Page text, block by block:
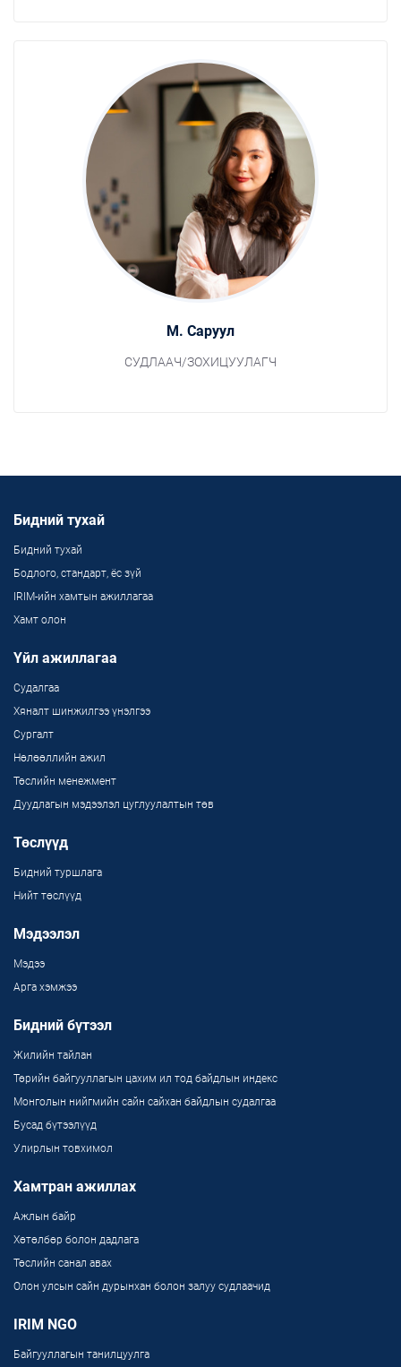
М. Саруул
СУДЛААЧ/ЗОХИЦУУЛАГЧ
Бидний тухай
Бидний тухай
Бодлого, стандарт, ёс зүй
IRIM-ийн хамтын ажиллагаа
Хамт олон
Үйл ажиллагаа
Судалгаа
Хяналт шинжилгээ үнэлгээ
Сургалт
Нөлөөллийн ажил
Төслийн менежмент
Дуудлагын мэдээлэл цуглуулалтын төв
Төслүүд
Бидний туршлага
Нийт төслүүд
Мэдээлэл
Мэдээ
Арга хэмжээ
Бидний бүтээл
Жилийн тайлан
Төрийн байгууллагын цахим ил тод байдлын индекс
Монголын нийгмийн сайн сайхан байдлын судалгаа
Бусад бүтээлүүд
Улирлын товхимол
Хамтран ажиллах
Ажлын байр
Хөтөлбөр болон дадлага
Төслийн санал авах
Олон улсын сайн дурынхан болон залуу судлаачид
IRIM NGO
Байгууллагын танилцуулга